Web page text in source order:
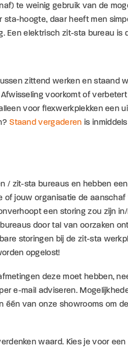
te weinig gebruik van de
hoogte, daar heeft men
Een elektrisch zit-sta bureau is
zittend werken en staand
voorkomt of
voor flexwerkplekken een
Staand vergaderen is
/ zit-sta bureaus en hebben
jouw organisatie de
een storing zou zijn
door tal van oorzaken
storingen bij de zit-sta
opgelost!
deze moet hebben,
e-mail adviseren.
één van onze showrooms om
waard. Kies je voor